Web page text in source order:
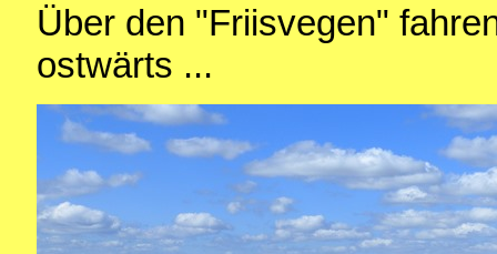
Über den "Friisvegen"
ostwärts ...